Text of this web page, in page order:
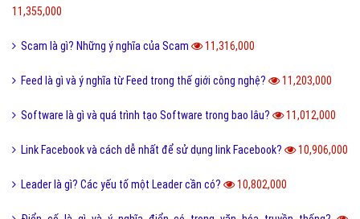
11,355,000
Scam là gì? Những ý nghĩa của Scam 11,316,000
Feed là gì và ý nghĩa từ Feed trong thế giới công nghệ? 11,203,000
Software là gì và quá trình tạo Software trong bao lâu? 11,012,000
Link Facebook và cách dễ nhất để sử dụng link Facebook? 10,906,000
Leader là gì? Các yếu tố một Leader cần có? 10,802,000